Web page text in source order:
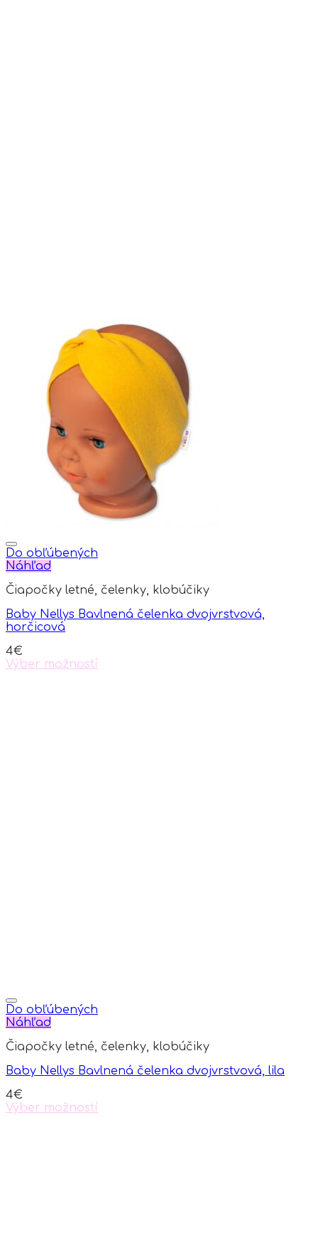
Do obľúbených
Náhľad
Čiapočky letné, čelenky, klobúčiky
Baby Nellys Bavlnená čelenka dvojvrstvová,
horčicová
4€
Výber možností
Do obľúbených
Náhľad
Čiapočky letné, čelenky, klobúčiky
Baby Nellys Bavlnená čelenka dvojvrstvová, lila
4€
Výber možností